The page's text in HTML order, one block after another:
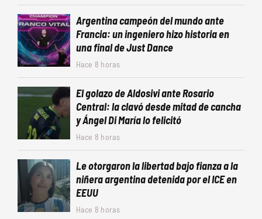
Argentina campeón del mundo ante
Francia: un ingeniero hizo historia en
una final de Just Dance
Hace 8 horas
El golazo de Aldosivi ante Rosario
Central: la clavó desde mitad de cancha
y Ángel Di María lo felicitó
Hace 8 horas
Le otorgaron la libertad bajo fianza a la
niñera argentina detenida por el ICE en
EEUU
Hace 8 horas